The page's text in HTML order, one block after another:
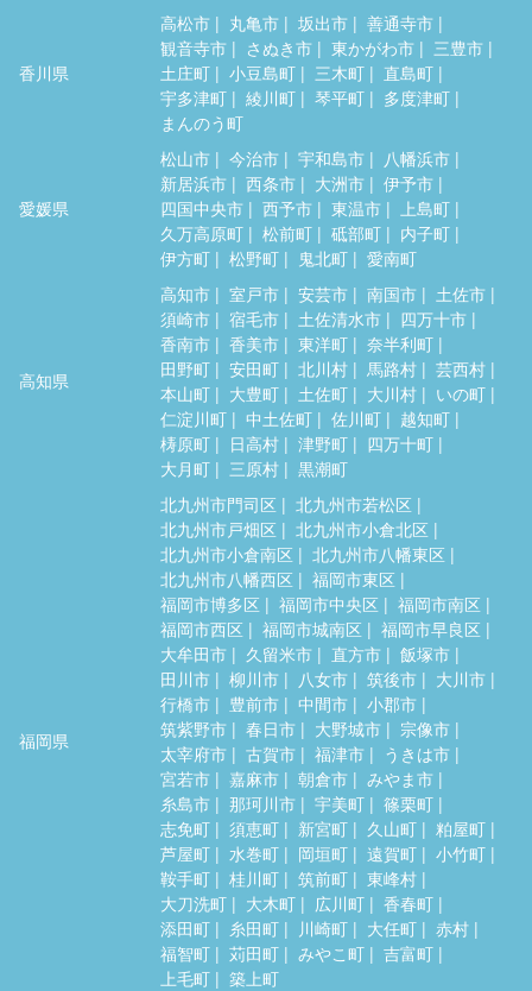
香川県
高松市 丸亀市 坂出市
善通寺市
観音寺市
さぬき市 東かがわ市
三豊市
土庄町
小豆島町 三木町
直島町
宇多津町
綾川町 琴平町
多度津町
まんのう町
愛媛県
松山市 今治市 宇和島市
八幡浜市
新居浜市
西条市 大洲市
伊予市
四国中央市
西予市 東温市
上島町
久万高原町
松前町 砥部町
内子町
伊方町
松野町 鬼北町 愛南町
高知県
高知市 室戸市 安芸市 南国市
土佐市
須崎市
宿毛市 土佐清水市
四万十市
香南市
香美市 東洋町
奈半利町
田野町
安田町 北川村 馬路村
芸西村
本山町
大豊町 土佐町 大川村
いの町
仁淀川町
中土佐町 佐川町
越知町
梼原町
日高村 津野町
四万十町
大月町
三原村 黒潮町
福岡県
北九州市門司区
北九州市若松区
北九州市戸畑区
北九州市小倉北区
北九州市小倉南区
北九州市八幡東区
北九州市八幡西区
福岡市東区
福岡市博多区
福岡市中央区
福岡市南区
福岡市西区
福岡市城南区
福岡市早良区
大牟田市
久留米市 直方市
飯塚市
田川市
柳川市 八女市 筑後市
大川市
行橋市
豊前市 中間市
小郡市
筑紫野市
春日市 大野城市
宗像市
太宰府市
古賀市 福津市
うきは市
宮若市
嘉麻市 朝倉市
みやま市
糸島市
那珂川市 宇美町
篠栗町
志免町
須恵町 新宮町 久山町
粕屋町
芦屋町
水巻町 岡垣町 遠賀町
小竹町
鞍手町
桂川町 筑前町
東峰村
大刀洗町
大木町 広川町
香春町
添田町
糸田町 川崎町 大任町
赤村
福智町
苅田町 みやこ町
吉富町
上毛町
築上町